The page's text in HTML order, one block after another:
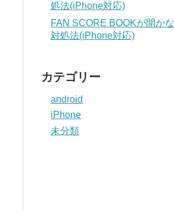
処法(iPhone対応)
FAN SCORE BOOKが開か
対処法(iPhone対応)
カテゴリー
android
iPhone
未分類